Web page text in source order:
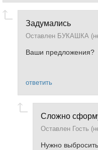
Задумались
Оставлен БУКАШКА
Ваши предложения?
ответить
Сложно
Оставлен Гость
Нужно